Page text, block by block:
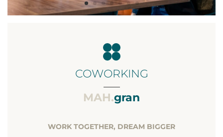
COWORKING
___
MAH.gran
WORK TOGETHER, DREAM BIGGER